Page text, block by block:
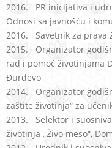
2016. PR inicijativa i
Odnosi sa javnošću i
2016. Savetnik za prava
2015. Organizator
rad i pomoć životinjama
Đurđevo
2014. Organizator
zaštite životinja“ za
2013. Selektor i
životinja „Živo meso“,